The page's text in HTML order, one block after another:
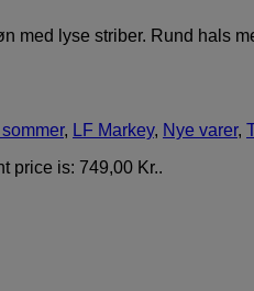
med lyse striber. Rund hals
, LF Markey, Nye varer,
price is: 749,00 Kr..